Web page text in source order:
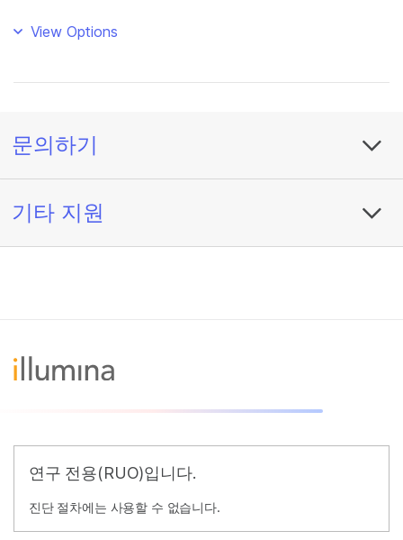
View Options
문의하기
기타 지원
연구 전용(RUO)입니다.
진단 절차에는 사용할 수 없습니다.